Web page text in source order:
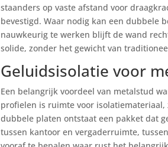
staanders op vaste afstand voor
bevestigd. Waar nodig kan een dubbele
nauwkeurig te werken blijft de wand
solide, zonder het gewicht van
Geluidsisolatie voor
Een belangrijk voordeel van metalstud
profielen is ruimte voor
dubbele platen ontstaat een pakket dat
tussen kantoor en vergaderruimte,